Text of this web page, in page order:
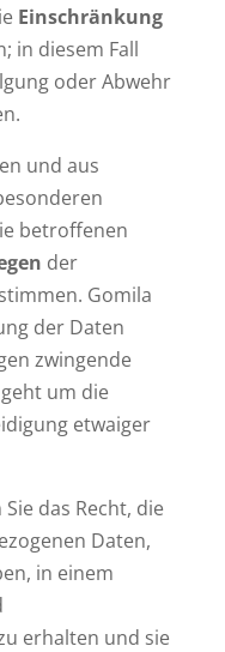
Einschränkung
in diesem Fall
oder Abwehr
und aus
betroffenen
der
Gomila
der Daten
zwingende
um die
etwaiger
das Recht, die
Daten,
in einem
erhalten und sie